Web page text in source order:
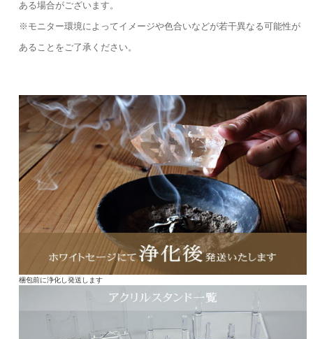
ある場合がございます。
※モニター環境によってイメージや色合いなどが若干異なる可能性が
あることをご了承ください。
梱包前に浄化し発送します